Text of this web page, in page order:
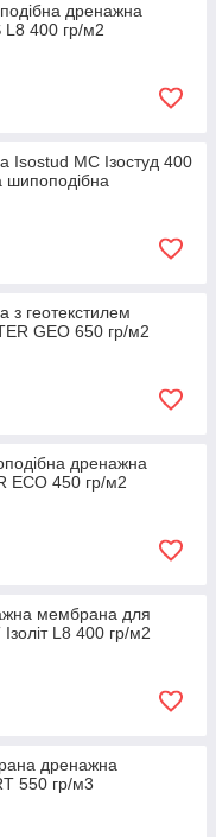
дренажна
L8 400 гр/м2
MC Ізостуд 400
шипоподібна
геотекстилем
GEO 650 гр/м2
дренажна
ECO 450 гр/м2
мембрана для
L8 400 гр/м2
дренажна
550 гр/м3